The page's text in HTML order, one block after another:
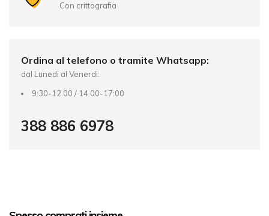
Con crittografia
Ordina al telefono o tramite Whatsapp:
dal Lunedi al Venerdi:
9:30-12.00 / 14.00-17:00
388 886 6978